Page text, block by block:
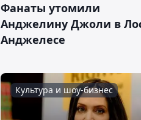
Фанаты утомили
Анджелину Джоли в
Анджелесе
Культура и шоу-бизнес